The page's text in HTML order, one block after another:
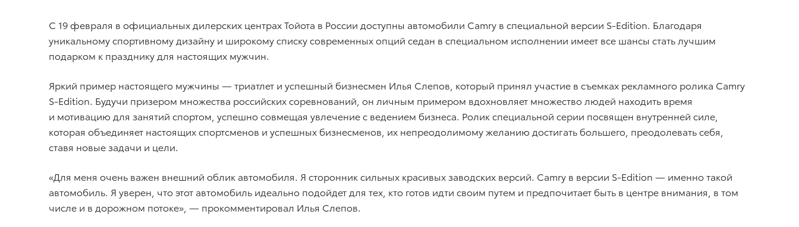
С 19 февраля в официальных дилерских центрах Тойота в России доступны автомобили Camry в специальной версии S-Edition. Благодаря
уникальному спортивному дизайну и широкому списку современных опций седан в специальном исполнении имеет все шансы стать лучшим
подарком к празднику для настоящих мужчин.
Яркий пример настоящего мужчины — триатлет и успешный бизнесмен Илья Слепов, который принял участие в съемках рекламного ролика Camry
S-Edition. Будучи призером множества российских соревнований, он личным примером вдохновляет множество людей находить время
и мотивацию для занятий спортом, успешно совмещая увлечение с ведением бизнеса. Ролик специальной серии посвящен внутренней силе,
которая объединяет настоящих спортсменов и успешных бизнесменов, их непреодолимому желанию достигать большего, преодолевать себя,
ставя новые задачи и цели.
«Для меня очень важен внешний облик автомобиля. Я сторонник сильных красивых заводских версий. Camry в версии S-Edition — именно такой
автомобиль. Я уверен, что этот автомобиль идеально подойдет для тех, кто готов идти своим путем и предпочитает быть в центре внимания, в том
числе и в дорожном потоке», — прокомментировал Илья Слепов.